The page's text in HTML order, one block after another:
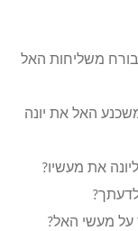
בורח משליחות האל
האל את יונה
את מעשיו?
על מעשי האל?